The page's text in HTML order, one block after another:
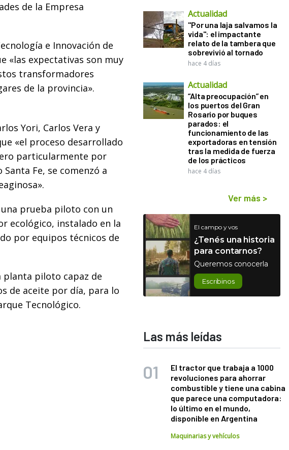
de la Empresa
e Innovación de
«las expectativas son muy
transformadores
de la provincia».
Yori, Carlos Vera y
«el proceso desarrollado
particularmente por
Fe, se comenzó a
prueba piloto con un
ecológico, instalado en la
por equipos técnicos de
planta piloto capaz de
de aceite por día, para lo
Tecnológico.
Actualidad
"Por una laja salvamos la
vida": el impactante
relato de la tambera que
sobrevivió al tornado
hace 4 días
Actualidad
“Alta preocupación” en
los puertos del Gran
Rosario por buques
parados: el
funcionamiento de las
exportadoras en tensión
tras la medida de fuerza
de los prácticos
hace 4 días
Ver más >
El campo y vos
¿Tenés una historia
para contarnos?
Queremos conocerla
Escribinos
Las más leídas
El tractor que trabaja a 1000
revoluciones para ahorrar
combustible y tiene una cabina
que parece una computadora:
lo último en el mundo,
disponible en Argentina
Maquinarias y vehículos